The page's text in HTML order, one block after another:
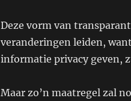
Deze vorm van
veranderingen leiden,
informatie privacy geven,
Maar zo’n maatregel zal